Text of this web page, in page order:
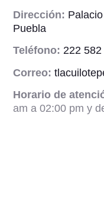
Dirección:
Puebla
Teléfono: 222
Correo:
Horario de
am a 02:00 pm y